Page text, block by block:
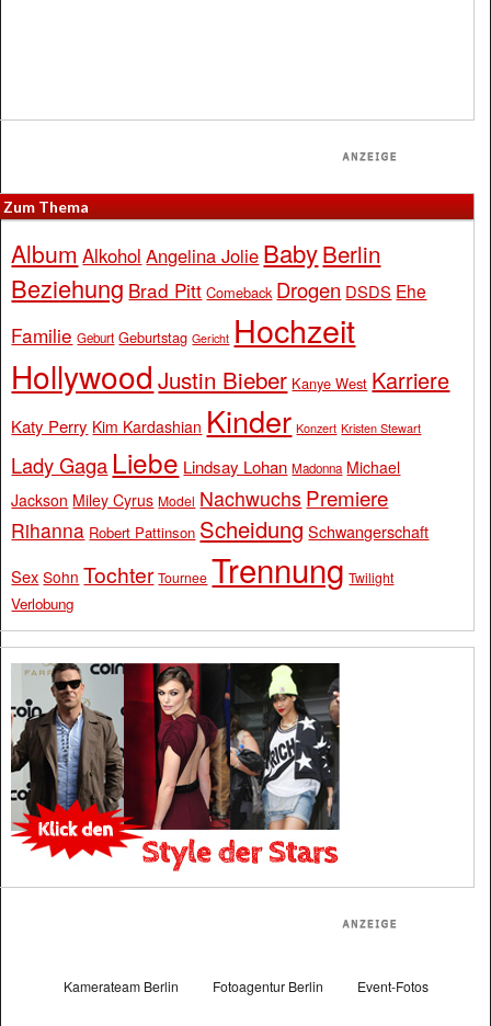
Zum Thema
Album Alkohol Angelina Jolie BabyBerlin
Beziehung Brad Pitt Comeback Drogen DSDS Ehe
Familie Geburt Geburtstag Gericht Hochzeit
Hollywood Justin Bieber Kanye West Karriere
Katy Perry Kim Kardashian Kinder Konzert Kristen Stewart
Lady Gaga Liebe Lindsay Lohan Madonna Michael
Jackson Miley Cyrus Model Nachwuchs Premiere
Rihanna Robert Pattinson Scheidung Schwangerschaft
Sex Sohn Tochter Tournee Trennung Twilight
Verlobung
Kamerateam Berlin Fotoagentur Berlin Event-Fotos